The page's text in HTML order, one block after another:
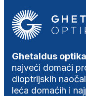
Ghetaldus
najveći domaći
dioptrijskih
leća domaćih i